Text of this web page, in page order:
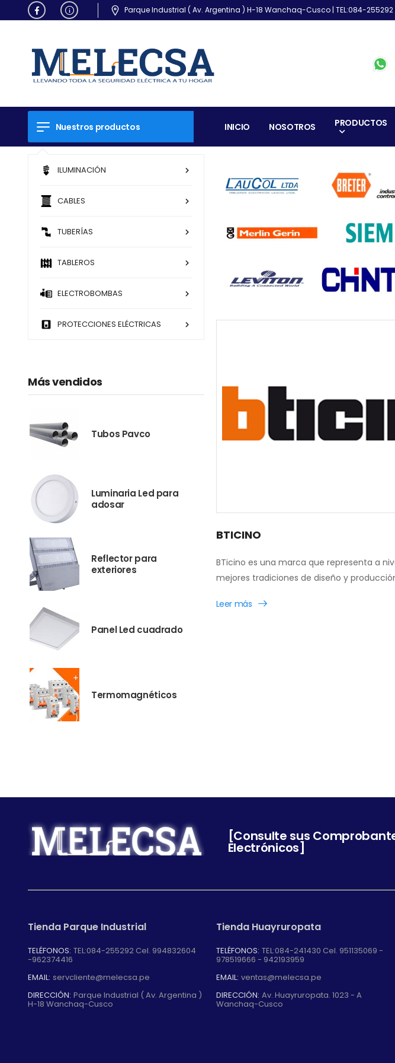
Parque Industrial ( Av. Argentina ) H-18 Wanchaq-Cusco | TEL:084-
Nuestros productos
ILUMINACIÓN
CABLES
TUBERÍAS
TABLEROS
ELECTROBOMBAS
PROTECCIONES ELÉCTRICAS
INICIO NOSOTROS PRODUCTOS
Más vendidos
Tubos Pavco
Luminaria Led para
adosar
Reflector para
exteriores
Panel Led cuadrado
Termomagnéticos
BTICINO
BTicino es una marca que representa a
mejores tradiciones de diseño y
Leer más
[Consulte sus
Electrónicos]
Tienda Parque Industrial
TELÉFONOS: TEL:084-255292 Cel. 994832604
-962374416
EMAIL: servcliente@melecsa.pe
DIRECCIÓN: Parque Industrial ( Av. Argentina )
H-18 Wanchaq-Cusco
Tienda Huayruropata
TELÉFONOS: TEL:084-241430 Cel. 951135069 -
978519666 - 942193959
EMAIL: ventas@melecsa.pe
DIRECCIÓN: Av. Huayruropata. 1023 - A
Wanchaq-Cusco